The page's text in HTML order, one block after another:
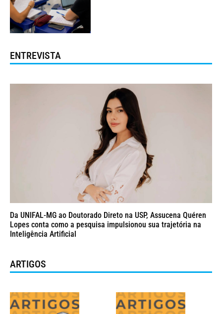
ENTREVISTA
Da UNIFAL-MG ao Doutorado Direto na USP, Assucena Quéren
Lopes conta como a pesquisa impulsionou sua trajetória na
Inteligência Artificial
ARTIGOS